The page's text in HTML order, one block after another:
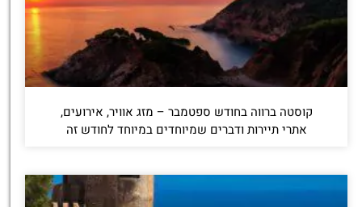
קוסטה ברווה בחודש ספטמבר – מזג אוויר, אירועים,
אתרי תיירות ודברים שמיוחדים במיוחד לחודש זה